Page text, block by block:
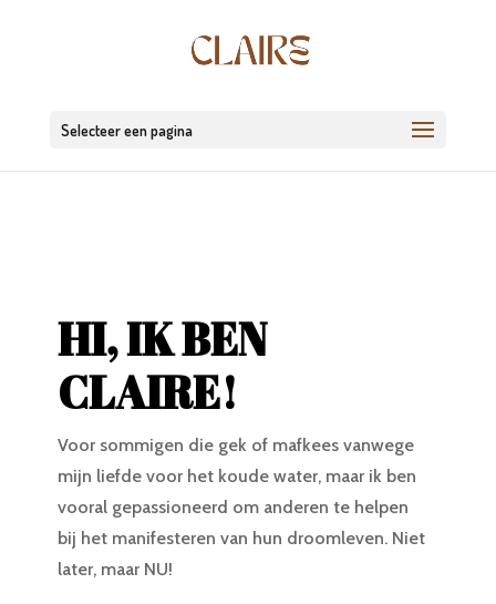
Selecteer een pagina
HI, IK BEN
CLAIRE!
Voor sommigen die gek of mafkees vanwege
mijn liefde voor het koude water, maar ik ben
vooral gepassioneerd om anderen te helpen
bij het manifesteren van hun droomleven. Niet
later, maar NU!